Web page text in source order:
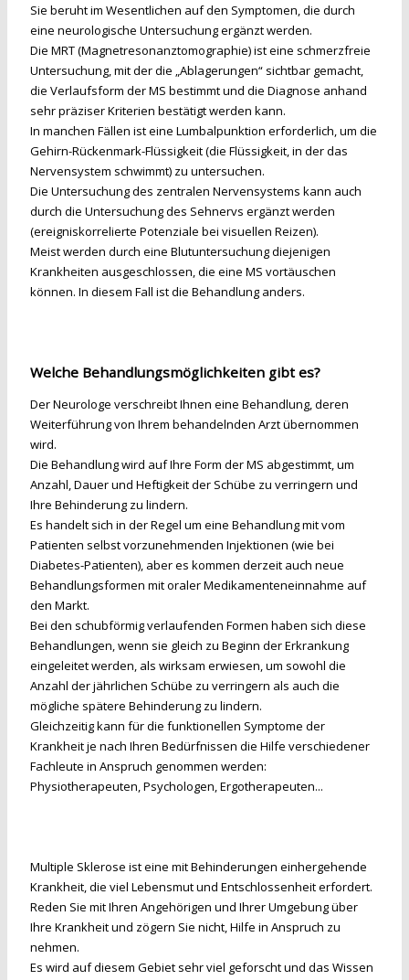
Sie beruht im Wesentlichen auf den Symptomen, die durch
eine neurologische Untersuchung ergänzt werden.
Die MRT (Magnetresonanztomographie) ist eine schmerzfreie
Untersuchung, mit der die „Ablagerungen“ sichtbar gemacht,
die Verlaufsform der MS bestimmt und die Diagnose anhand
sehr präziser Kriterien bestätigt werden kann.
In manchen Fällen ist eine Lumbalpunktion erforderlich, um die
Gehirn-Rückenmark-Flüssigkeit (die Flüssigkeit, in der das
Nervensystem schwimmt) zu untersuchen.
Die Untersuchung des zentralen Nervensystems kann auch
durch die Untersuchung des Sehnervs ergänzt werden
(ereigniskorrelierte Potenziale bei visuellen Reizen).
Meist werden durch eine Blutuntersuchung diejenigen
Krankheiten ausgeschlossen, die eine MS vortäuschen
können. In diesem Fall ist die Behandlung anders.
Welche Behandlungsmöglichkeiten gibt es?
Der Neurologe verschreibt Ihnen eine Behandlung, deren
Weiterführung von Ihrem behandelnden Arzt übernommen
wird.
Die Behandlung wird auf Ihre Form der MS abgestimmt, um
Anzahl, Dauer und Heftigkeit der Schübe zu verringern und
Ihre Behinderung zu lindern.
Es handelt sich in der Regel um eine Behandlung mit vom
Patienten selbst vorzunehmenden Injektionen (wie bei
Diabetes-Patienten), aber es kommen derzeit auch neue
Behandlungsformen mit oraler Medikamenteneinnahme auf
den Markt.
Bei den schubförmig verlaufenden Formen haben sich diese
Behandlungen, wenn sie gleich zu Beginn der Erkrankung
eingeleitet werden, als wirksam erwiesen, um sowohl die
Anzahl der jährlichen Schübe zu verringern als auch die
mögliche spätere Behinderung zu lindern.
Gleichzeitig kann für die funktionellen Symptome der
Krankheit je nach Ihren Bedürfnissen die Hilfe verschiedener
Fachleute in Anspruch genommen werden:
Physiotherapeuten, Psychologen, Ergotherapeuten...
Multiple Sklerose ist eine mit Behinderungen einhergehende
Krankheit, die viel Lebensmut und Entschlossenheit erfordert.
Reden Sie mit Ihren Angehörigen und Ihrer Umgebung über
Ihre Krankheit und zögern Sie nicht, Hilfe in Anspruch zu
nehmen.
Es wird auf diesem Gebiet sehr viel geforscht und das Wissen